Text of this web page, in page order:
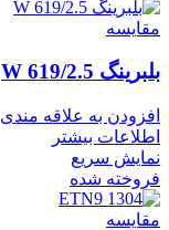
مقايسه
بلبرینگ W 619/2.5
افزودن به علاقه مندی
اطلاعات بیشتر
نمایش سریع
فروخته شده
مقايسه